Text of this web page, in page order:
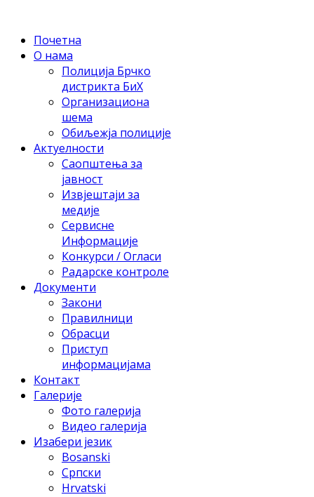
Почетна
О нама
Полиција Брчко
дистрикта БиХ
Организациона
шема
Обиљежја полиције
Актуелности
Саопштења за
јавност
Извјештаји за
медије
Сервисне
Информације
Конкурси / Огласи
Радарске контроле
Документи
Закони
Правилници
Обрасци
Приступ
информацијама
Контакт
Галерије
Фото галерија
Видео галерија
Изабери језик
Bosanski
Српски
Hrvatski